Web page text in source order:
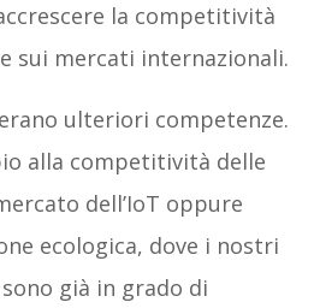
la competitività
sui mercati internazionali.
ulteriori competenze.
alla competitività delle
dell’IoT oppure
ecologica, dove i nostri
sono già in grado di